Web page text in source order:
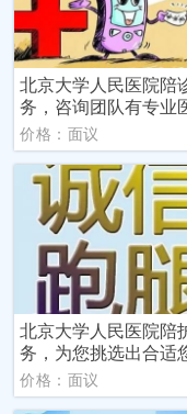
北京大学人民医院陪
务，咨询团队有专业
价格：面议
北京大学人民医院陪
务，为您挑选出合适
价格：面议